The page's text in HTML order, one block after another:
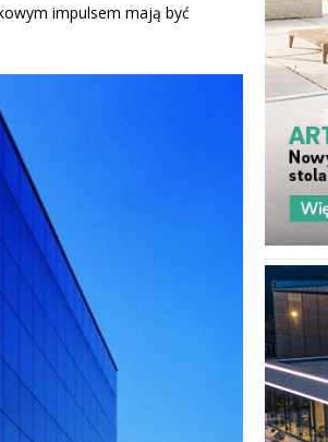
impulsem mają być